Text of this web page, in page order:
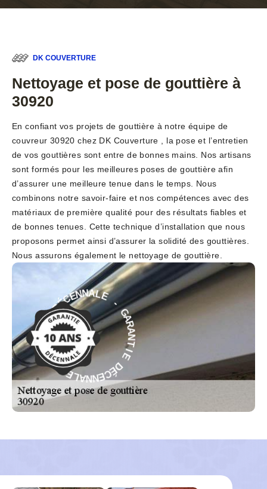
DK COUVERTURE
Nettoyage et pose de gouttière à
30920
En confiant vos projets de gouttière à notre équipe de
couvreur 30920 chez DK Couverture , la pose et l’entretien
de vos gouttières sont entre de bonnes mains. Nos artisans
sont formés pour les meilleures poses de gouttière afin
d’assurer une meilleure tenue dans le temps. Nous
combinons notre savoir-faire et nos compétences avec des
matériaux de première qualité pour des résultats fiables et
de bonnes tenues. Cette technique d’installation que nous
proposons permet ainsi d’assurer la solidité des gouttières.
Nous assurons également le nettoyage de gouttière.
G
A
R
A
N
T
I
E
D
É
C
E
NNALE - GAR
A
N
T
I
E
D
É
C
E
N
N
A
L
E
-